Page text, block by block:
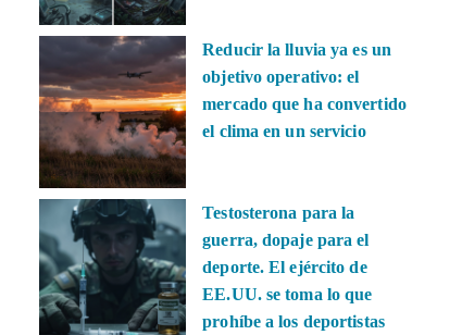
Reducir la lluvia ya es un
objetivo operativo: el
mercado que ha convertido
el clima en un servicio
Testosterona para la
guerra, dopaje para el
deporte. El ejército de
EE.UU. se toma lo que
prohíbe a los deportistas